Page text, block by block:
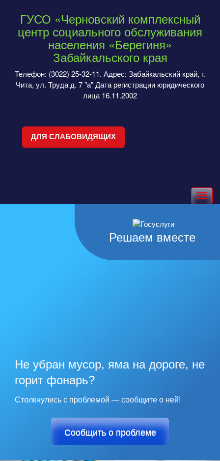
ГУСО «Черновский комплексный
центр социального обслуживания
населения «Берегиня»
Забайкальского края
Телефон: (3022) 25-32-11. Адрес: Забайкальский край, г.
Чита, ул. Труда д. 7 "а" Дата регистрации юридического
лица 16.11.2002
ДЛЯ СЛАБОВИДЯЩИХ
Toggle
navigation
Решаем вместе
Не убран мусор, яма на дороге, не
горит фонарь?
Столкнулись с проблемой — сообщите о ней!
Сообщить о проблеме